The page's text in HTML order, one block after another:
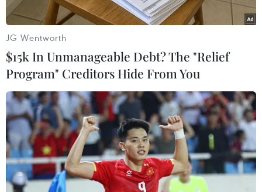
AFF Cup 2022: Việt Nam đặt mục tiêu
JG Wentworth
$15k In Unmanageable Debt? The "Relief
Program" Creditors Hide From You